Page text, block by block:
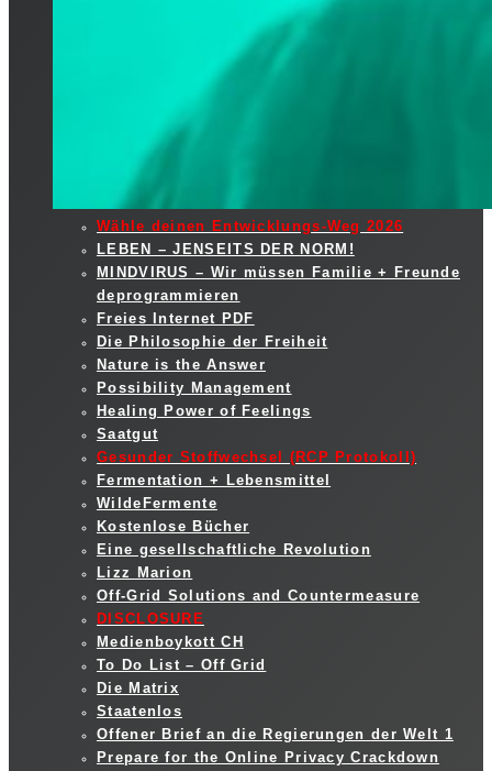
Wähle deinen Entwicklungs-Weg 2026
LEBEN – JENSEITS DER NORM!
MINDVIRUS – Wir müssen Familie + Freunde
deprogrammieren
Freies Internet PDF
Die Philosophie der Freiheit
Nature is the Answer
Possibility Management
Healing Power of Feelings
Saatgut
Gesunder Stoffwechsel (RCP Protokoll)
Fermentation + Lebensmittel
WildeFermente
Kostenlose Bücher
Eine gesellschaftliche Revolution
Lizz Marion
Off-Grid Solutions and Countermeasure
DISCLOSURE
Medienboykott CH
To Do List – Off Grid
Die Matrix
Staatenlos
Offener Brief an die Regierungen der Welt 1
Prepare for the Online Privacy Crackdown